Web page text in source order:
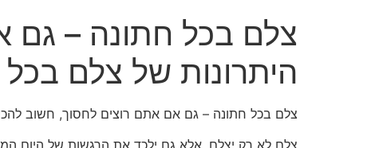
צלם בכל חתונה – גם
היתרונות של צלם
צלם בכל חתונה – גם אם אתם רוצים לחסוך, חשוב
צלם לא רק יצלם, אלא גם ילכד את הרגשות של היום